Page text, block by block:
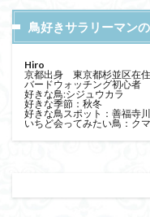
鳥好きサラリーマン
Hiro
京都出身 東京都杉並区在
バードウォッチング初心者
好きな鳥:シジュウカラ
好きな季節：秋冬
好きな鳥スポット：善福寺
いちど会ってみたい鳥：ク